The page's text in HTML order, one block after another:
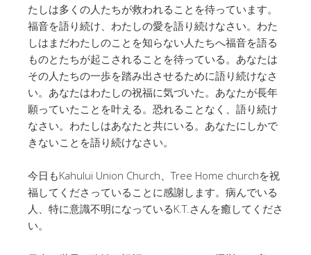
たしは多くの人たちが救われることを待っています。
福音を語り続け、わたしの愛を語り続けなさい。わた
しはまだわたしのことを知らない人たちへ福音を語る
ものとたちが起こされることを待っている。あなたは
その人たちの一歩を踏み出させるために語り続けなさ
い。あなたはわたしの祝福に気づいた。あなたが長年
願っていたことを叶える。恐れることなく、語り続け
なさい。わたしはあなたと共にいる。あなたにしかで
きないことを語り続けなさい。
今日もKahului Union Church、Tree Home churchを祝
福してくださっていることに感謝します。病んでいる
人、特に意識不明になっているK.T.さんを癒してくださ
い。